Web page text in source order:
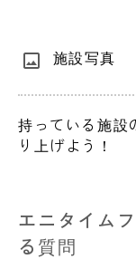
施設写真
持っている施設
り上げよう！
エニタイム
る質問